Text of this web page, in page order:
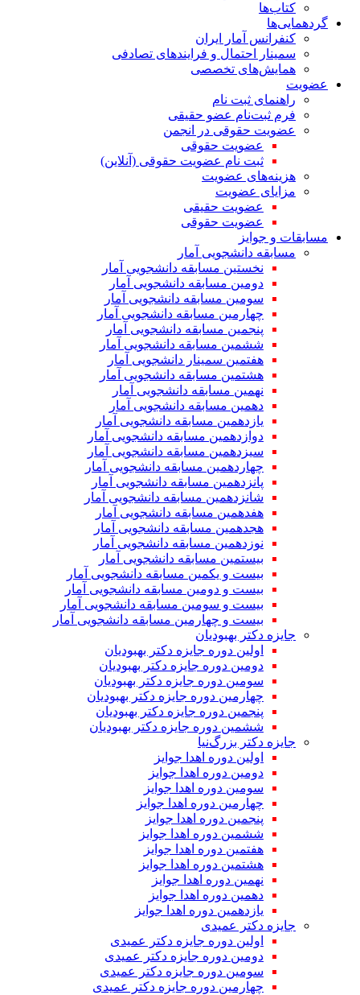
کتاب‌ها
گردهمایی‌ها
کنفرانس آمار ایران
سمینار احتمال و فرایندهای تصادفی
همایش‌های تخصصی
عضویت
راهنمای ثبت نام
فرم ثبت‌نام عضو حقیقی
عضویت حقوقی در انجمن
عضویت حقوقی
ثبت نام عضویت حقوقی (آنلاین)
هزینه‌های عضویت
مزایای عضویت
عضویت حقیقی
عضویت حقوقی
مسابقات و جوایز
مسابقه دانشجویی آمار
نخستین مسابقه دانشجویی آمار
دومین مسابقه دانشجویی آمار
سومین مسابقه دانشجویی آمار
چهارمین مسابقه دانشجویی آمار
پنجمین مسابقه دانشجویی آمار
ششمین مسابقه دانشجویی آمار
هفتمین سمینار دانشجویی آمار
هشتمین مسابقه دانشجویی آمار
نهمین مسابقه دانشجویی آمار
دهمین مسابقه دانشجویی آمار
یازدهمین مسابقه دانشجویی آمار
دوازدهمین مسابقه دانشجویی آمار
سیزدهمین مسابقه دانشجویی آمار
چهاردهمین مسابقه دانشجویی آمار
پانزدهمین مسابقه دانشجویی آمار
شانزدهمین مسابقه دانشجویی آمار
هفدهمین مسابقه دانشجویی آمار
هجدهمین مسابقه دانشجویی آمار
نوزدهمین مسابقه دانشجویی آمار
بیستمین مسابقه دانشجویی آمار
بیست و یکمین مسابقه دانشجویی آمار
بیست و دومین مسابقه دانشجویی آمار
بیست و سومین مسابقه دانشجویی آمار
بیست و چهارمین مسابقه دانشجویی آمار
جایزه دکتر بهبودیان
اولین دوره جایزه دکتر بهبودیان
دومین دوره جایزه دکتر بهبودیان
سومین دوره جایزه دکتر بهبودیان
چهارمین دوره جایزه دکتر بهبودیان
پنجمین دوره جایزه دکتر بهبودیان
ششمین دوره جایزه دکتر بهبودیان
جایزه دکتر بزرگ‌نیا
اولین دوره اهدا جوایز
دومین دوره اهدا جوایز
سومین دوره اهدا جوایز
چهارمین دوره اهدا جوایز
پنجمین دوره اهدا جوایز
ششمین دوره اهدا جوایز
هفتمین دوره اهدا جوایز
هشتمین دوره اهدا جوایز
نهمین دوره اهدا جوایز
دهمین دوره اهدا جوایز
یازدهمین دوره اهدا جوایز
جایزه دکتر عمیدی
اولین دوره جایزه دکتر عمیدی
دومین دوره جایزه دکتر عمیدی
سومین دوره جایزه دکتر عمیدی
چهارمین دوره جایزه دکتر عمیدی